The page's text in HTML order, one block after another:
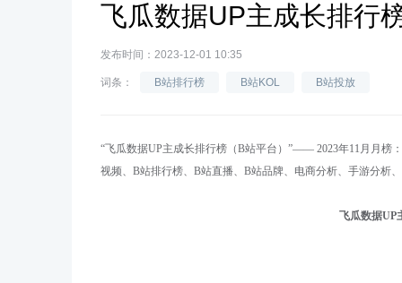
飞瓜数据UP主成长排
发布时间：2023-12-01 10:35
词条： B站排行榜 B站KOL B站投放
“飞瓜数据UP主成长排行榜（B站平台） ”—— 2023年11月月 榜：
视频、B站排行榜、B站直播、B站品牌、电商分析、手游分析
飞瓜数据UP